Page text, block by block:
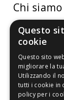
Chi siamo
Chi Siamo
Sostegno e
Servizio
FAQ
Questo
cookie
Questo sito
migliorare la
Utilizzando il
tutti i cookie in
policy per i